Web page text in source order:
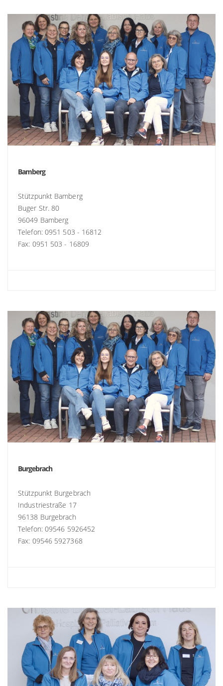
Bamberg
Stützpunkt Bamberg
Buger Str. 80
96049 Bamberg
Telefon: 0951 503 - 16812
Fax: 0951 503 - 16809
Burgebrach
Stützpunkt Burgebrach
Industriestraße 17
96138 Burgebrach
Telefon: 09546 5926452
Fax: 09546 5927368